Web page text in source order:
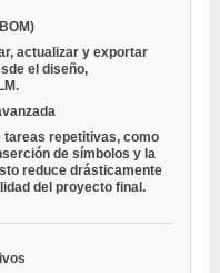
actualizar y exportar
el diseño,
tareas repetitivas, como
de símbolos y la
reduce drásticamente
del proyecto final.